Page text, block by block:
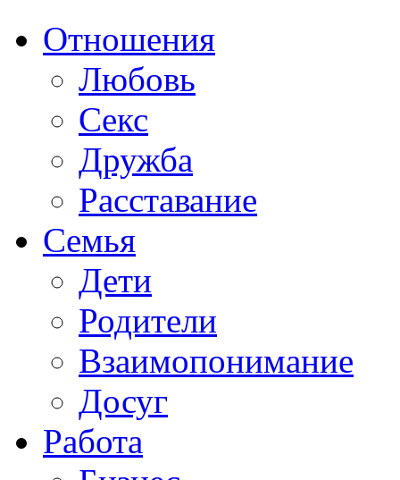
Отношения
Любовь
Секс
Дружба
Расставание
Семья
Дети
Родители
Взаимопонимание
Досуг
Работа